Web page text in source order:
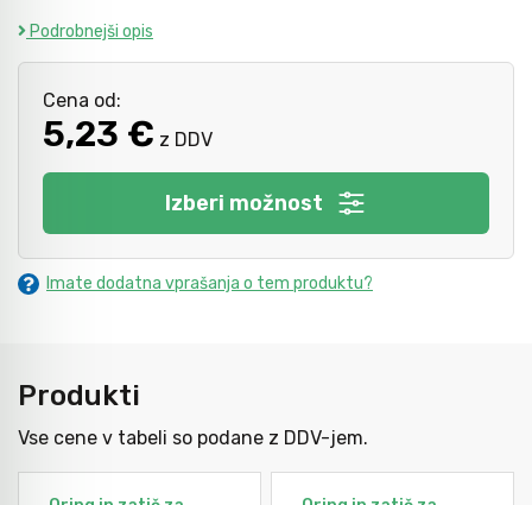
Podrobnejši opis
Cena od:
5,23 € z DDV
Izberi možnost
Imate dodatna vprašanja o tem produktu?
Produkti
Vse cene v tabeli so podane z DDV-jem.
Kladiva
Točkala, dleta, luknjači in pile
Vzvodi in primeži
Zaščitna oprema
Svetila
Mazanje